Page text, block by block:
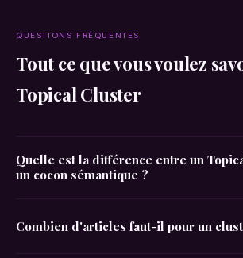
QUESTIONS FRÉQUENTES
Tout ce que vous voulez
Topical Cluster
Quelle est la différence entre un
un cocon sémantique ?
Combien d'articles faut-il pour un